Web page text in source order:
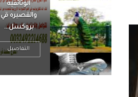
ضيق الأفق
فعادة ما يكون
متوتراً
التفاصيل